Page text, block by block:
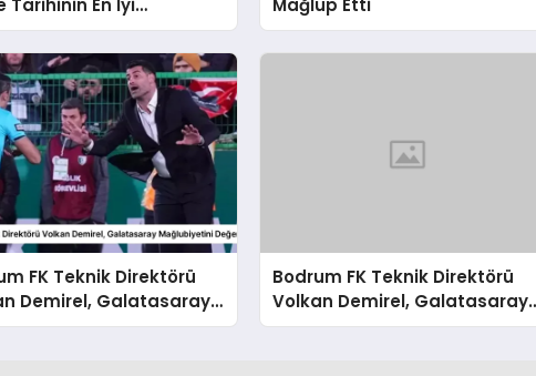
Gösterdi
FK Teknik Direktörü
Demirel, Galatasaray
Değerlendirdi
Bodrum FK Teknik Direktörü
Volkan Demirel, Galatasaray
Mağlubiyetini Değerlendirdi